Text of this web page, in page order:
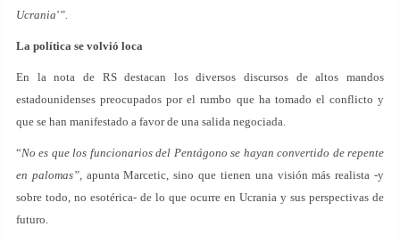
Ucrania'”.
La política se volvió loca
En la nota de RS destacan los diversos discursos de altos mandos
estadounidenses preocupados por el rumbo que ha tomado el conflicto y
que se han manifestado a favor de una salida negociada.
“No es que los funcionarios del Pentágono se hayan convertido de repente
en palomas”,apunta Marcetic, sino que tienen una visión más realista -y
sobre todo, no esotérica- de lo que ocurre en Ucrania y sus perspectivas de
futuro.